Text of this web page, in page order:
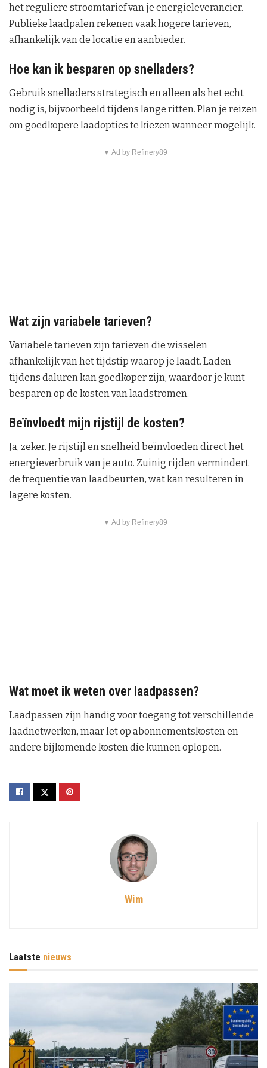
het reguliere stroomtarief van je energieleverancier.
Publieke laadpalen rekenen vaak hogere tarieven,
afhankelijk van de locatie en aanbieder.
Hoe kan ik besparen op snelladers?
Gebruik snelladers strategisch en alleen als het echt
nodig is, bijvoorbeeld tijdens lange ritten. Plan je reizen
om goedkopere laadopties te kiezen wanneer mogelijk.
▼ Ad by Refinery89
Wat zijn variabele tarieven?
Variabele tarieven zijn tarieven die wisselen
afhankelijk van het tijdstip waarop je laadt. Laden
tijdens daluren kan goedkoper zijn, waardoor je kunt
besparen op de kosten van laadstromen.
Beïnvloedt mijn rijstijl de kosten?
Ja, zeker. Je rijstijl en snelheid beïnvloeden direct het
energieverbruik van je auto. Zuinig rijden vermindert
de frequentie van laadbeurten, wat kan resulteren in
lagere kosten.
▼ Ad by Refinery89
Wat moet ik weten over laadpassen?
Laadpassen zijn handig voor toegang tot verschillende
laadnetwerken, maar let op abonnementskosten en
andere bijkomende kosten die kunnen oplopen.
Wim
Laatste nieuws